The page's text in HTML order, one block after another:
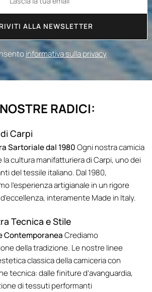
ALLA NEWSLETTER
informativa sulla privacy
RADICI:
di Carpi
Sartoriale dal 1980Ogni nostra camicia
cultura manifatturiera di Carpi, uno dei
del tessile italiano. Dal 1980,
l'esperienza artigianale in un rigore
interamente Made in Italy.
Tecnica e Stile
ContemporaneaCrediamo
della tradizione. Le nostre linee
classica della camiceria con
tecnica: dalle finiture d’avanguardia,
di tessuti performanti